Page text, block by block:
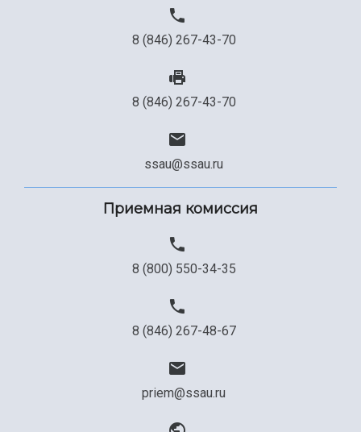
8 (846) 267-43-70
8 (846) 267-43-70
ssau@ssau.ru
Приемная комиссия
8 (800) 550-34-35
8 (846) 267-48-67
priem@ssau.ru